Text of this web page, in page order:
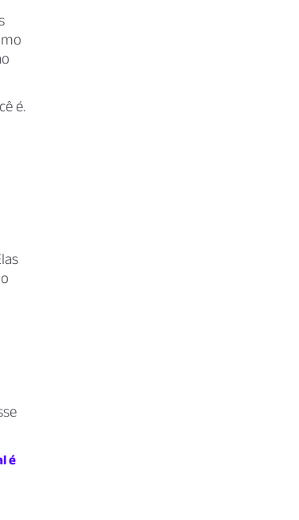
é.
é